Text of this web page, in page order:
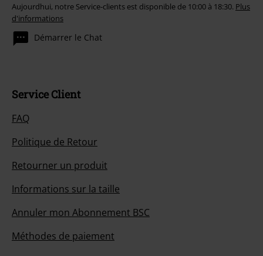
Aujourdhui, notre Service-clients est disponible de 10:00 à 18:30. Plus
d'informations
Démarrer le Chat
Service Client
FAQ
Politique de Retour
Retourner un produit
Informations sur la taille
Annuler mon Abonnement BSC
Méthodes de paiement